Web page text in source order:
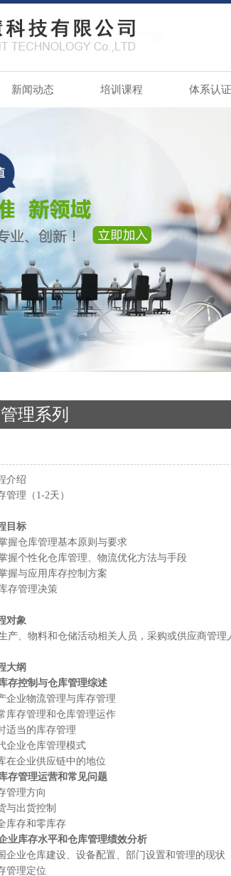
新闻动态 培训课程 体系认证
理系列
绍
理（1-2天）
目标
仓库管理基本原则与要求
个性化仓库管理、物流优化方法与手段
与应用库存控制方案
管理决策
对象
物料和仓储活动相关人员，采购或供应商管理
大纲
存控制与仓库管理综述
业物流管理与库存管理
存管理和仓库管理运作
当的库存管理
业仓库管理模式
企业供应链中的地位
存管理运营和常见问题
理方向
出货控制
存和零库存
业库存水平和仓库管理绩效分析
业仓库建设、设备配置、部门设置和管理的现状
理定位